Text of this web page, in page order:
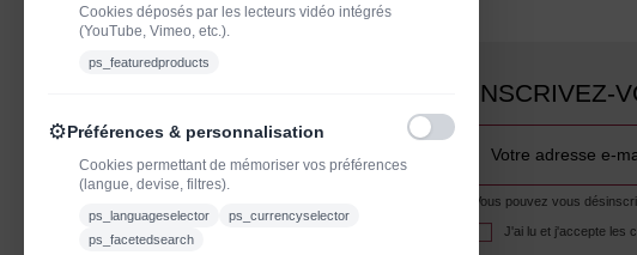
INSCRIVEZ-
Vous pouvez vous
J'ai lu et j'accepte les
Cookies déposés par les lecteurs vidéo intégrés
(YouTube, Vimeo, etc.).
ps_featuredproducts
⚙Préférences & personnalisation
Cookies permettant de mémoriser vos préférences
(langue, devise, filtres).
ps_languageselector
ps_currencyselector
ps_facetedsearch